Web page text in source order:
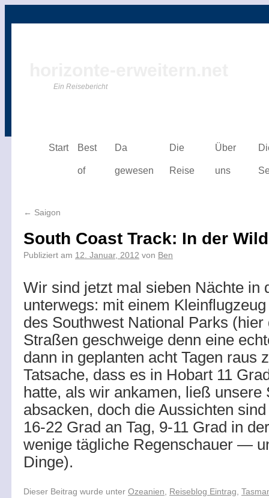
Ein Reisebericht
Start Best
of
Da
gewesen
Die
Reise
Über
uns
← Saigon
South Coast Track: In der
Publiziert am 12. Januar, 2012 von Ben
Wir sind jetzt mal sieben Nächte in
unterwegs: mit einem
des Southwest National Parks (hier
Straßen geschweige denn eine
dann in geplanten acht Tagen raus
Tatsache, dass es in Hobart 11
hatte, als wir ankamen, ließ unsere
absacken, doch die Aussichten
16-22 Grad an Tag, 9-11 Grad in
wenige tägliche Regenschauer —
Dinge).
Dieser Beitrag wurde unter Ozeanien Reiseblog Eintrag